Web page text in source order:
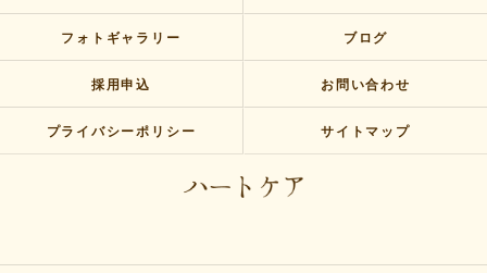
フォトギャラリー ブログ
採用申込 お問い合わせ
プライバシーポリシー サイトマップ